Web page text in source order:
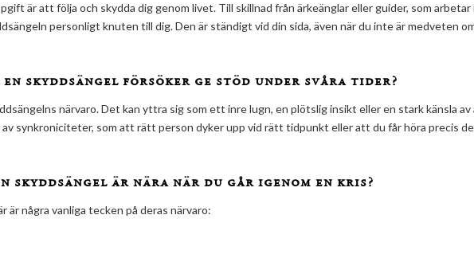
är att följa och skydda dig genom livet. Till skillnad från ärkeänglar eller guider, som arbetar
personligt knuten till dig. Den är ständigt vid din sida, även när du inte är medveten
skyddsängel försöker ge stöd under svåra tider?
närvaro. Det kan yttra sig som ett inre lugn, en plötslig insikt eller en stark känsla
synkroniciteter, som att rätt person dyker upp vid rätt tidpunkt eller att du får höra precis
är nära när du går igenom en kris?
är några vanliga tecken på deras närvaro: